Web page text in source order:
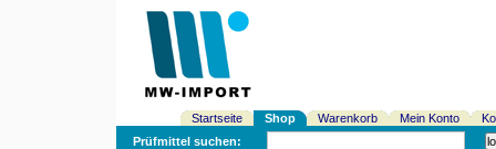
Startseite Shop Warenkorb Mein Konto
Prüfmittel suchen: